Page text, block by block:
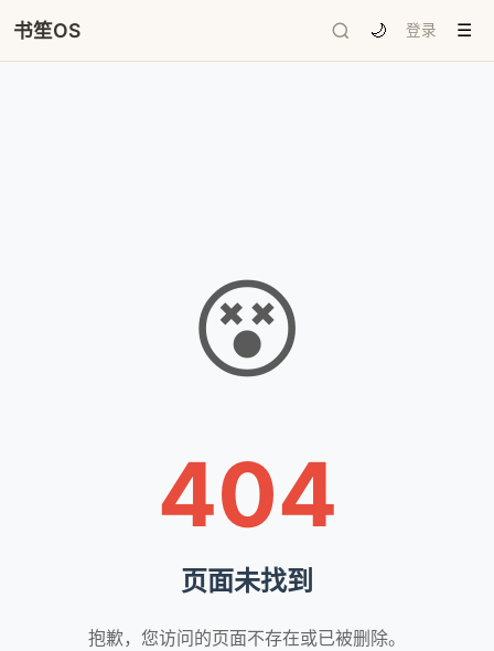
书笙OS 🌙 登录 ☰
😵
404
页面未找到
抱歉，您访问的页面不存在或已被删除。